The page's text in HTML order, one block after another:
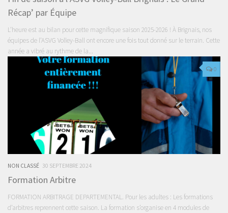
Récap’ par Équipe
L’heure est au bilan pour cette magnifique saison 2025-2026 ! À Brignais, nos
équipes de l’ASVG Volley-Ball ont encore une fois tout donné sur le terrain. Cette
année a vibré au rythme de la...
0
NON CLASSÉ 30 SEPTEMBRE 2024
Formation Arbitre
FORMATION ARBITRAGE DEPARTEMENTAL. Pour les adultes : Les formations
d’arbitres reprennent cette saison. La formation s’organise en 4 modules de